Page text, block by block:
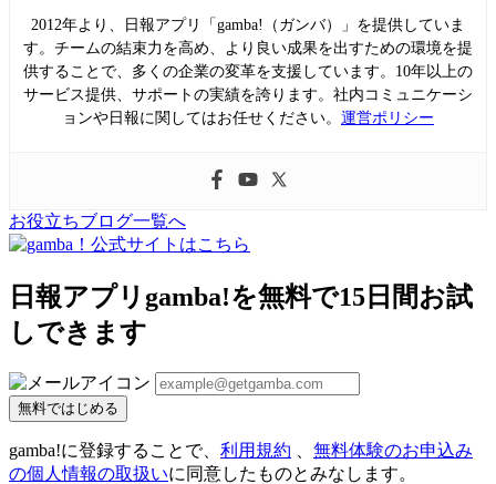
2012年より、日報アプリ「gamba!（ガンバ）」を提供していま
す。チームの結束力を高め、より良い成果を出すための環境を提
供することで、多くの企業の変革を支援しています。10年以上の
サービス提供、サポートの実績を誇ります。社内コミュニケーシ
ョンや日報に関してはお任せください。 運営ポリシー
お役立ちブログ一覧へ
日報アプリgamba!を無料で15日間お試
しできます
無料ではじめる
gamba!に登録することで、 利用規約
無料体験のお申込み
の個人情報の取扱いに同意したものとみなします。